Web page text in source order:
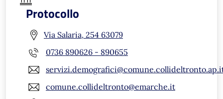
Protocollo
Via Salaria, 254 63079
0736 890626 - 890655
comune.collideltronto@emarche.it